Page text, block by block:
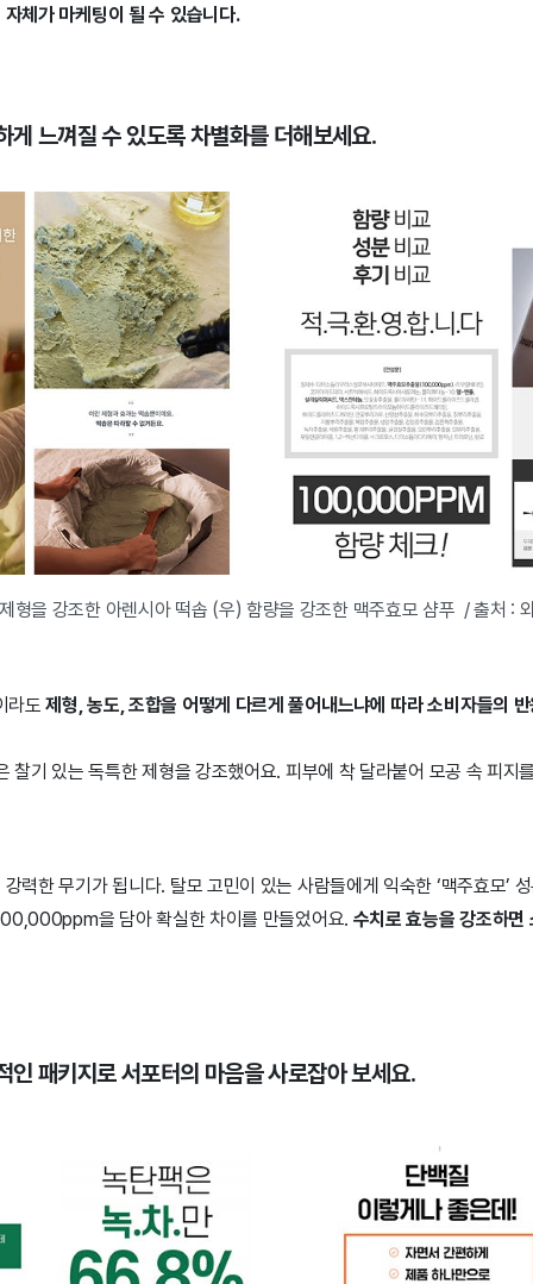
체가 마케팅이 될 수 있습니다.
게 느껴질 수 있도록 차별화를 더해보세요.
형을 강조한 아렌시아 떡솝 (우) 함량을 강조한 맥주효모 샴푸 / 출처 :
라도제형, 농도, 조합을 어떻게 다르게 풀어내느냐에 따라 소비자들의
찰기 있는 독특한 제형을 강조했어요. 피부에 착 달라붙어 모공 속 피지
력한 무기가 됩니다. 탈모 고민이 있는 사람들에게 익숙한 ‘맥주효모’
을 담아 확실한 차이를 만들었어요. 수치로 효능을 강조하면
인 패키지로 서포터의 마음을 사로잡아 보세요.